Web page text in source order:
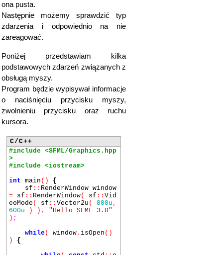
ona pusta.
Następnie możemy sprawdzić typ
zdarzenia i odpowiednio na nie
zareagować.
Poniżej przedstawiam kilka
podstawowych zdarzeń związanych z
obsługą myszy.
Program będzie wypisywał informacje
o naciśnięciu przycisku myszy,
zwolnieniu przycisku oraz ruchu
kursora.
C/C++
#include <SFML/Graphics.hpp
>
#include <iostream>
int main () {
sf :: RenderWindow window
= sf :: RenderWindow( sf :: Vid
eoMode ( sf :: Vector2u ( 800u ,
600u
) ) , "Hello SFML 3.0"
) ;
while( window . isOpen ()
) {